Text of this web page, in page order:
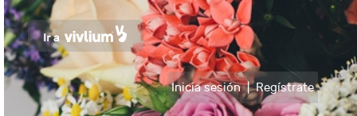
Inicia sesión | Regístrate